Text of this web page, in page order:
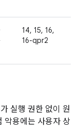
14, 15, 16,
16-qpr2
실행 권한 없이 원
악용에는 사용자 상